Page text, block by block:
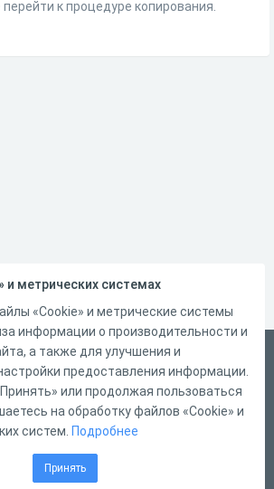
к процедуре копирования.
связи
и метрических системах
«Cookie» и метрические системы
информации о производительности и
а также для улучшения и
предоставления информации.
или продолжая пользоваться
на обработку файлов «Cookie» и
систем. Подробнее
Принять